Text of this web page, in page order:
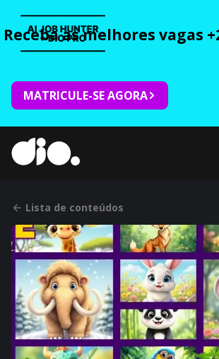
Receba as melhores vagas
MATRICULE-SE AGORA
Lista de conteúdos